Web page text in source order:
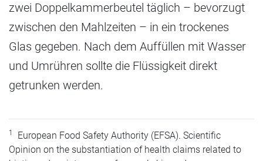
zwei Doppelkammerbeutel täglich – bevorzugt
zwischen den Mahlzeiten – in ein trockenes
Glas gegeben. Nach dem Auffüllen mit Wasser
und Umrühren sollte die Flüssigkeit direkt
getrunken werden.
1
European Food Safety Authority (EFSA). Scientific
Opinion on the substantiation of health claims related to